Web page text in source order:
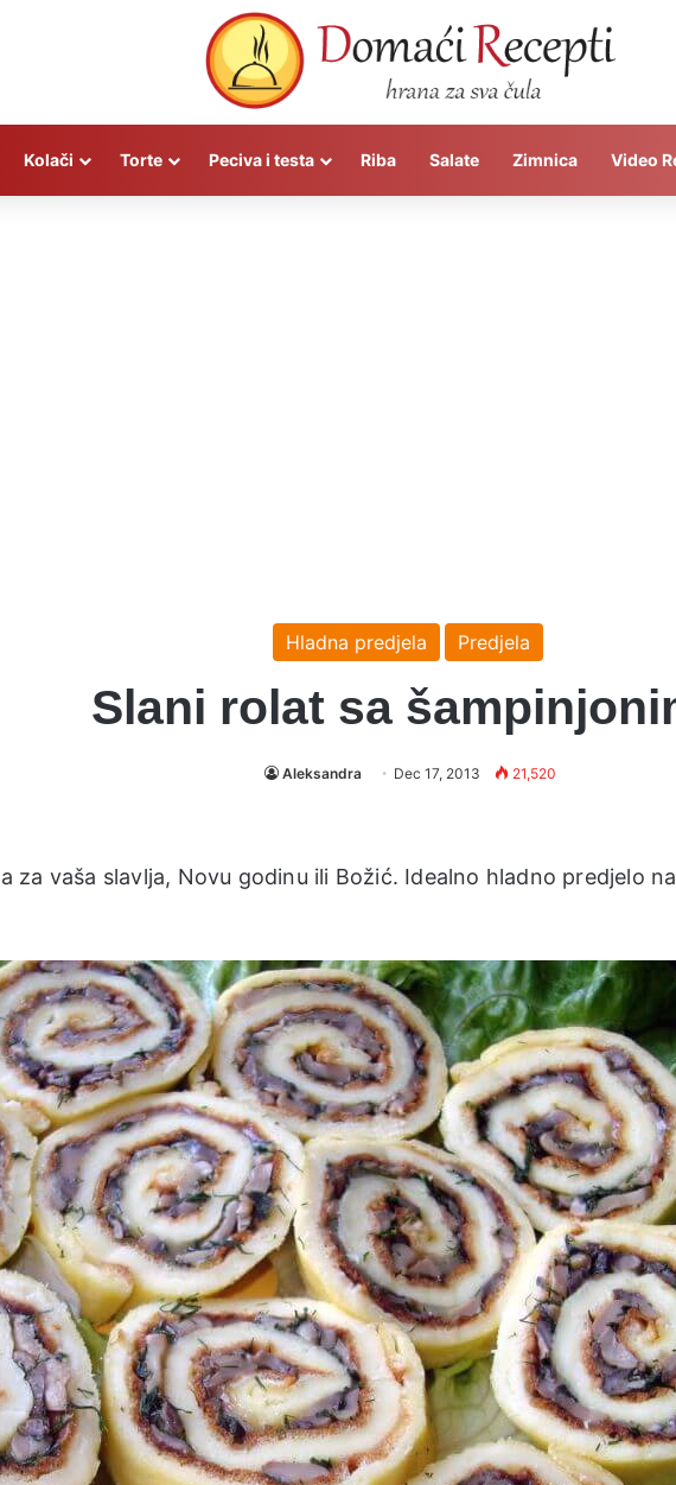
Kolači Torte Peciva i testa Riba Salate Zimnica Video
Hladna predjela Predjela
Slani rolat sa
Aleksandra Dec 17, 2013 21,520
za vaša slavlja, Novu godinu ili Božić. Idealno hladno predjelo na